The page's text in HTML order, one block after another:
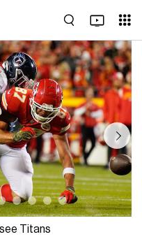
Next
Titans